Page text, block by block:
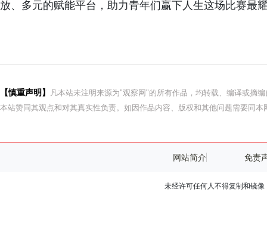
放、多元的赋能平台，助力青年们赢下人生这场比赛最
【慎重声明】
凡本站未注明来源为"观察网"的所有作品，均转载、编译或摘
本站赞同其观点和对其真实性负责。如因作品内容、版权和其他问题需要同本
网站简介 免责
未经许可任何人不得复制和镜